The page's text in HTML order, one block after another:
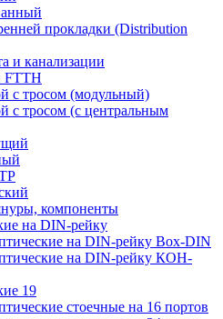
прокладки (Distribution
и канализации
FTTH
с тросом (модульный)
с тросом (с центральным
компоненты
на DIN-рейку
на DIN-рейку Box-DIN
на DIN-рейку КОН-
19
стоечные на 16 портов